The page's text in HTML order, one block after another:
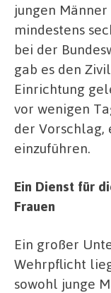
jungen
mindestens
bei der
gab es den
Einrichtung
vor wenigen
der
einzuführen.
Ein Dienst für
Frauen
Ein großer
Wehrpflicht
sowohl junge